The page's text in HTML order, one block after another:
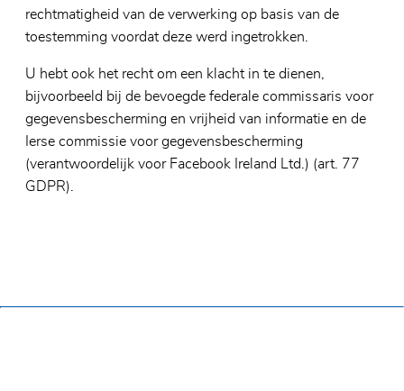
rechtmatigheid van de verwerking op basis van de
toestemming voordat deze werd ingetrokken.
U hebt ook het recht om een klacht in te dienen,
bijvoorbeeld bij de bevoegde federale commissaris voor
gegevensbescherming en vrijheid van informatie en de
Ierse commissie voor gegevensbescherming
(verantwoordelijk voor Facebook Ireland Ltd.) (art. 77
GDPR).